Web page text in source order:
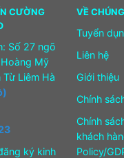
CƯỜNG
Số 27 ngõ
Mỹ
Liêm Hà
ký kinh
VỀ
Tuyển
Liên hệ
Giới thiệu
Chính
Chính
khách
Policy/